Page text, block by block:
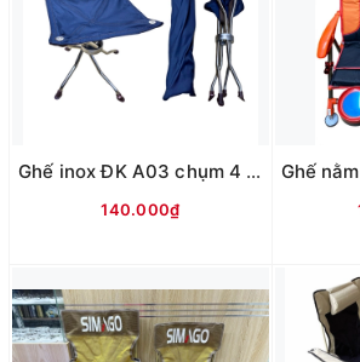
Ghế inox ĐK A03 chụm 4 chân
140.000₫